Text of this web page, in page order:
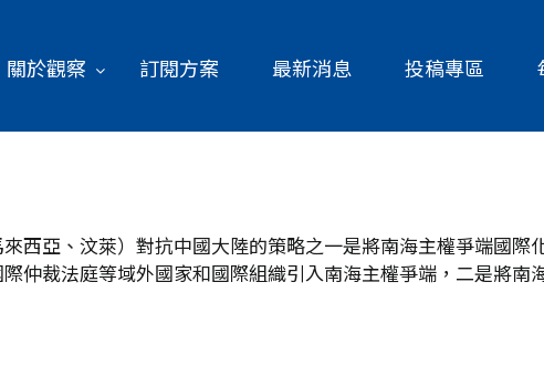
關於觀察 訂閱方案 最新消息 投稿專區
西亞、汶萊）對抗中國大陸的策略之一是將南海主權爭端國際
仲裁法庭等域外國家和國際組織引入南海主權爭端，二是將南